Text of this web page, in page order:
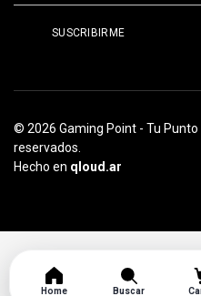
© 2026 Gaming Point - Tu
reservados.
Hecho en qloud.ar
Home Buscar